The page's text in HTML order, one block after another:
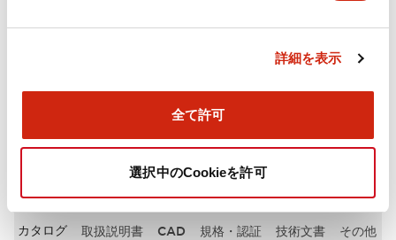
詳細を表示
全て許可
選択中のCookieを許可
ドキュメントとファイル
カタログ 取扱説明書 CAD 規格・認証 技術文書 その他